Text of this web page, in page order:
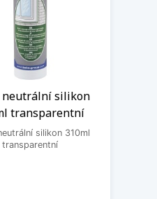
neutrální silikon
transparentní
silikon 310ml
transparentní